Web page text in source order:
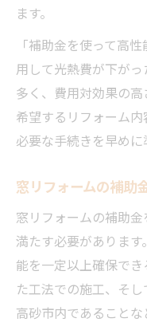
ます。
「補助金を使って高
用して光熱費が下が
多く、費用対効果の高
希望するリフォーム内
必要な手続きを早めに
窓リフォームの補助
窓リフォームの補助
満たす必要がありま
能を一定以上確保で
た工法での施工、そ
高砂市内であることな